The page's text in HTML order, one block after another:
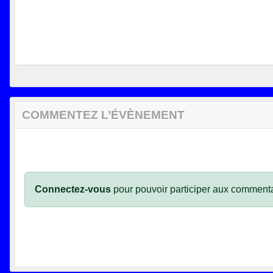
COMMENTEZ L’ÉVÈNEMENT
Connectez-vous pour pouvoir participer aux